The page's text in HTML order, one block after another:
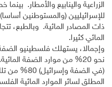
الزراعية والينابيع والأمطار.
ذات المصادر المائية. وبالطبع،
المائي كثيرا.
وإجمالا، يستهلك فلسطينيو
نحو 20% من موارد الضفة
(في الضفة
المطلق لسائر الموارد المائية